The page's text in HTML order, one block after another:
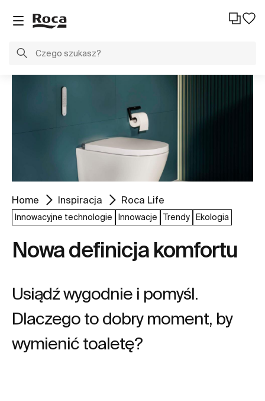
Home Inspiracja Roca Life
Innowacyjne technologie Innowacje Trendy Ekologia
Nowa definicja komfortu
Usiądź wygodnie i pomyśl.
Dlaczego to dobry moment, by
wymienić toaletę?